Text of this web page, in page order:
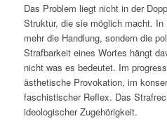
Das Problem liegt nicht in der
Struktur, die sie möglich macht.
mehr die Handlung, sondern die
Strafbarkeit eines Wortes hängt
nicht was es bedeutet. Im
ästhetische Provokation, im
faschistischer Reflex. Das
ideologischer Zugehörigkeit.